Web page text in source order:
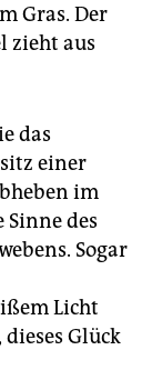
Gras. Der
zieht aus
das
einer
im
Sinne des
Sogar
Licht
Glück